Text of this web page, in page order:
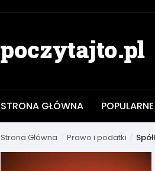
STRONA GŁÓWNA POPULARNE
Strona Główna Prawo i podatki